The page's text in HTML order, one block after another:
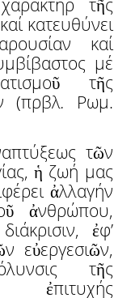
τῆς
κατευθύνει
καί
μέ
τῆς
(πρβλ. Ρωμ.
τῶν
ἡ ζωή μας
ἀλλαγήν
ἀνθρώπου,
ἐφ’
εὐεργεσιῶν,
τῆς
ἐπιτυχής